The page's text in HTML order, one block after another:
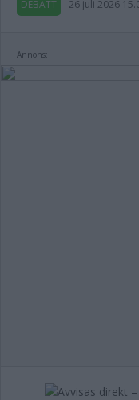
DEBATT 26 juli 2026
Annons: